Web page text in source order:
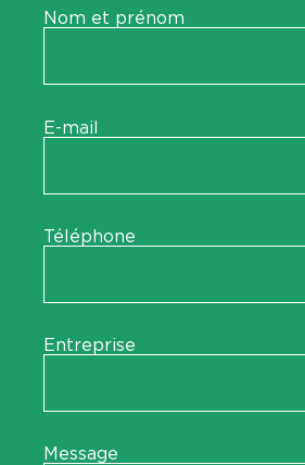
Nom et prénom
E-mail
Téléphone
Entreprise
Message